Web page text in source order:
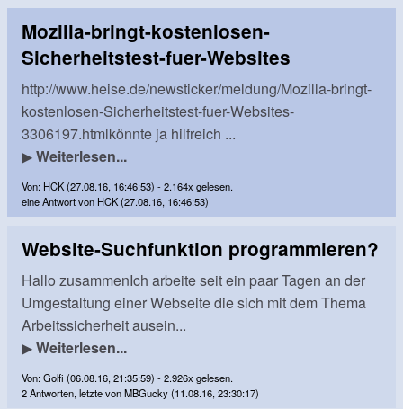
Mozilla-bringt-kostenlosen-
Sicherheitstest-fuer-Websites
http://www.heise.de/newsticker/meldung/Mozilla-bringt-
kostenlosen-Sicherheitstest-fuer-Websites-
3306197.htmlkönnte ja hilfreich ...
▶Weiterlesen...
Von: HCK (27.08.16, 16:46:53) - 2.164x gelesen.
eine Antwort von HCK (27.08.16, 16:46:53)
Website-Suchfunktion programmieren?
Hallo zusammenIch arbeite seit ein paar Tagen an der
Umgestaltung einer Webseite die sich mit dem Thema
Arbeitssicherheit ausein...
▶Weiterlesen...
Von: Golfi (06.08.16, 21:35:59) - 2.926x gelesen.
2 Antworten, letzte von MBGucky (11.08.16, 23:30:17)